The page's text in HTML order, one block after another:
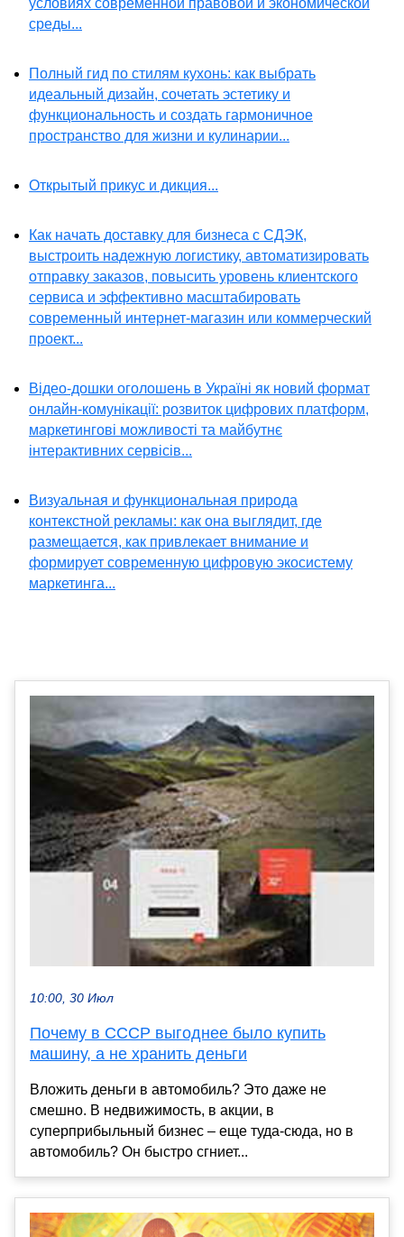
условиях современной правовой и экономической
среды...
Полный гид по стилям кухонь: как выбрать
идеальный дизайн, сочетать эстетику и
функциональность и создать гармоничное
пространство для жизни и кулинарии...
Открытый прикус и дикция...
Как начать доставку для бизнеса с СДЭК,
выстроить надежную логистику, автоматизировать
отправку заказов, повысить уровень клиентского
сервиса и эффективно масштабировать
современный интернет-магазин или коммерческий
проект...
Відео-дошки оголошень в Україні як новий формат
онлайн-комунікації: розвиток цифрових платформ,
маркетингові можливості та майбутнє
інтерактивних сервісів...
Визуальная и функциональная природа
контекстной рекламы: как она выглядит, где
размещается, как привлекает внимание и
формирует современную цифровую экосистему
маркетинга...
10:00, 30 Июл
Почему в СССР выгоднее было купить
машину, а не хранить деньги
Вложить деньги в автомобиль? Это даже не
смешно. В недвижимость, в акции, в
суперприбыльный бизнес – еще туда-сюда, но в
автомобиль? Он быстро сгниет...